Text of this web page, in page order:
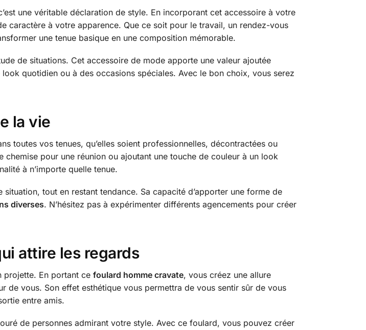
une véritable déclaration de style. En incorporant cet accessoire à votre
caractère à votre apparence. Que ce soit pour le travail, un rendez-vous
une tenue basique en une composition mémorable.
de situations. Cet accessoire de mode apporte une valeur ajoutée
quotidien ou à des occasions spéciales. Avec le bon choix, vous serez
la vie
toutes vos tenues, qu’elles soient professionnelles, décontractées ou
pour une réunion ou ajoutant une touche de couleur à un look
à n’importe quelle tenue.
tout en restant tendance. Sa capacité d’apporter une forme de
diverses. N’hésitez pas à expérimenter différents agencements pour créer
attire les regards
projette. En portant ce foulard homme cravate, vous créez une allure
de vous. Son effet esthétique vous permettra de vous sentir sûr de vous
entre amis.
de personnes admirant votre style. Avec ce foulard, vous pouvez créer